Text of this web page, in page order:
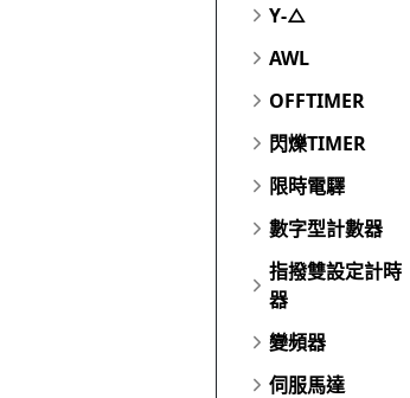
Y-△
AWL
OFFTIMER
閃爍TIMER
限時電驛
數字型計數器
指撥雙設定計時
器
變頻器
伺服馬達